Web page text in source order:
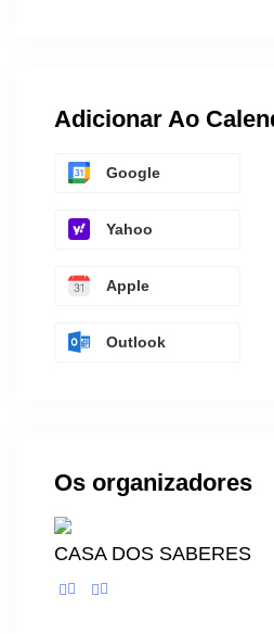
Adicionar Ao
Google
Yahoo
Apple
Outlook
Os organizadores
CASA DOS SABERES